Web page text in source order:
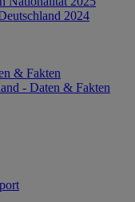
2024
& Fakten
- Daten & Fakten